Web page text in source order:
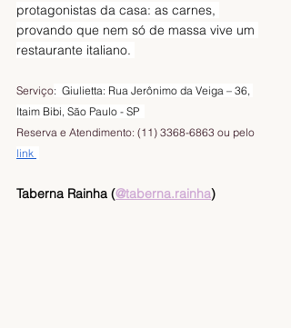
protagonistas da casa: as carnes,
provando que nem só de massa vive um
restaurante italiano.
Serviço:  Giulietta: Rua Jerônimo da Veiga – 36,
Itaim Bibi, São Paulo - SP
Reserva e Atendimento: (11) 3368-6863 ou pelo
link
Taberna Rainha (@taberna.rainha)